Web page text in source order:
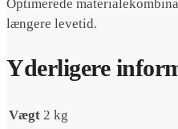
Optimerede
længere levetid.
Yderligere
Vægt 2 kg